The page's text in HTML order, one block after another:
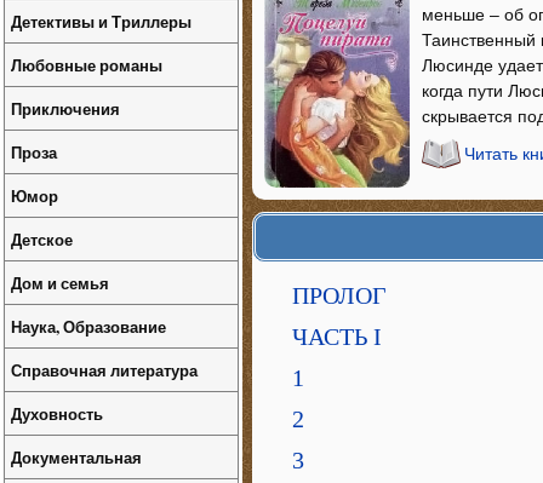
меньше – об
Таинственный
Люсинде
когда пути
скрывается
Читать
ПРОЛОГ
ЧАСТЬ I
1
2
3
Детективы и Триллеры
Любовные романы
Приключения
Проза
Юмор
Детское
Дом и семья
Наука, Образование
Справочная литература
Духовность
Документальная